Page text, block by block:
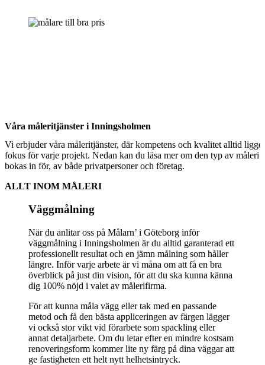
Våra måleritjänster i Inningsholmen
Vi erbjuder våra måleritjänster, där kompetens och kvalitet alltid
fokus för varje projekt. Nedan kan du läsa mer om den typ av måleri
bokas in för, av både privatpersoner och företag.
ALLT INOM MÅLERI
Väggmålning
När du anlitar oss på Målarn’ i Göteborg inför
väggmålning i Inningsholmen är du alltid garanterad ett
professionellt resultat och en jämn målning som håller
längre. Inför varje arbete är vi måna om att få en bra
överblick på just din vision, för att du ska kunna känna
dig 100% nöjd i valet av målerifirma.
För att kunna måla vägg eller tak med en passande
metod och få den bästa appliceringen av färgen lägger
vi också stor vikt vid förarbete som spackling eller
annat detaljarbete. Om du letar efter en mindre kostsam
renoveringsform kommer lite ny färg på dina väggar att
ge fastigheten ett helt nytt helhetsintryck.